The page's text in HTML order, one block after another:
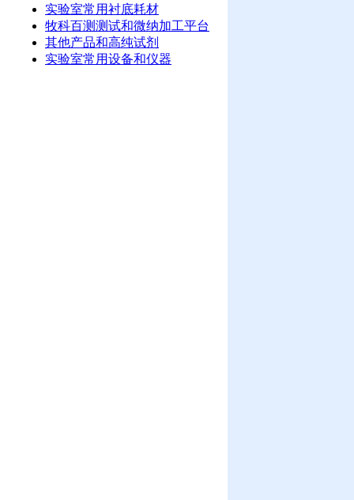
实验室常用衬底耗材
牧科百测测试和微纳加工平台
其他产品和高纯试剂
实验室常用设备和仪器